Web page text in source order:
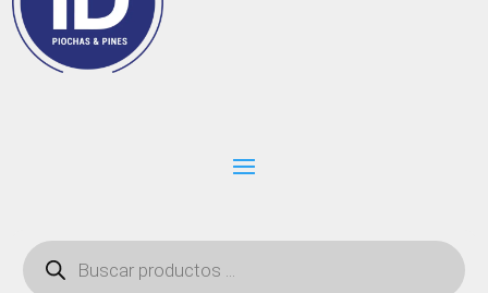
Búsqueda
de
productos